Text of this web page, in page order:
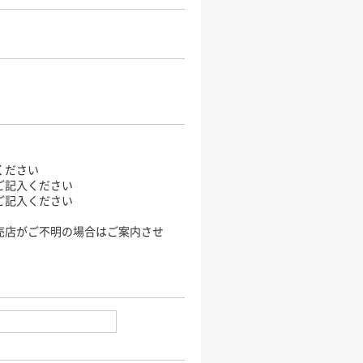
ださい
入ください
入ください
がご不明の場合はご案内させ